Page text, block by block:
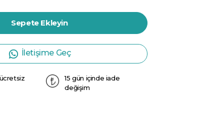
Sepete Ekleyin
İletişime Geç
15 gün içinde iade
değişim